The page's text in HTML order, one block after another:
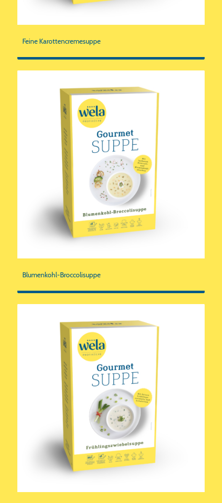
Feine Karottencremesuppe
Blumenkohl-Broccolisuppe